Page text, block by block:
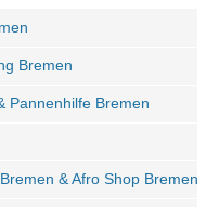
Bremen
Pannenhilfe Bremen
& Afro Shop Bremen